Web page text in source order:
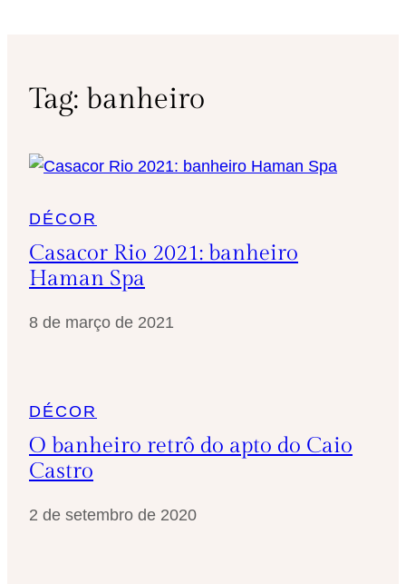
Tag: banheiro
DÉCOR
Casacor Rio 2021: banheiro
Haman Spa
8 de março de 2021
DÉCOR
O banheiro retrô do apto do Caio
Castro
2 de setembro de 2020